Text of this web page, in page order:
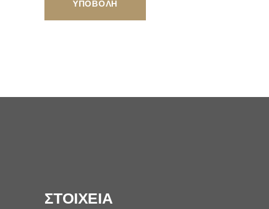
ΣΤΟΙΧΕΙΑ